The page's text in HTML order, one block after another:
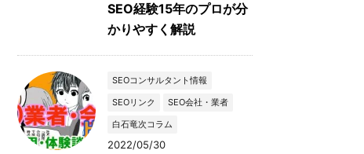
SEO経験15年のプロが分
かりやすく解説
SEOコンサルタント情報
SEOリンク
SEO会社・業者
白石竜次コラム
2022/05/30